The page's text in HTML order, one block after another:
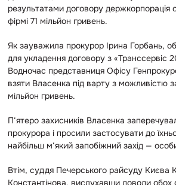
результатами договору держкорпорація
фірмі 71 мільйон гривень.
Як зауважила прокурор Ірина Горбань,
для укладення договору з «Транссервіс
Водночас представниця Офісу
взяти Власенка під варту з можливістю
мільйон гривень.
П‘ятеро захисників Власенка
прокурора і просили застосувати до
найбільш м‘який запобіжний захід —
Втім, суддя Печерського райсуду Києва
Константінова, вислухавши доводи обох